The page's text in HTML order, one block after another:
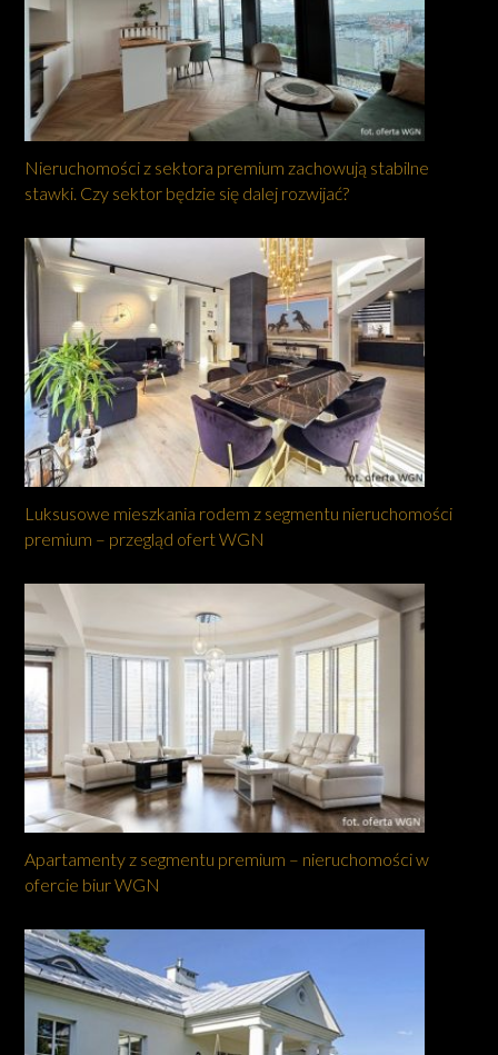
Nieruchomości z sektora premium zachowują stabilne
stawki. Czy sektor będzie się dalej rozwijać?
Luksusowe mieszkania rodem z segmentu nieruchomości
premium – przegląd ofert WGN
Apartamenty z segmentu premium – nieruchomości w
ofercie biur WGN